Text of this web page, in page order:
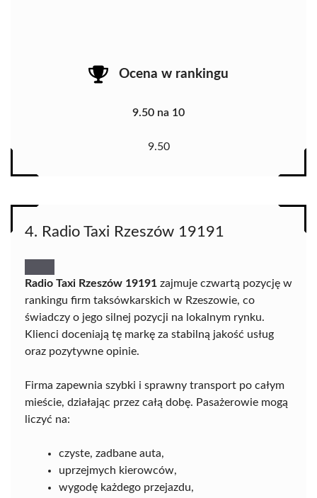
Ocena w rankingu
9.50 na 10
9.50
4. Radio Taxi Rzeszów 19191
Radio Taxi Rzeszów 19191 zajmuje czwartą pozycję w
rankingu firm taksówkarskich w Rzeszowie, co
świadczy o jego silnej pozycji na lokalnym rynku.
Klienci doceniają tę markę za stabilną jakość usług
oraz pozytywne opinie.
Firma zapewnia szybki i sprawny transport po całym
mieście, działając przez całą dobę. Pasażerowie mogą
liczyć na:
czyste, zadbane auta,
uprzejmych kierowców,
wygodę każdego przejazdu,